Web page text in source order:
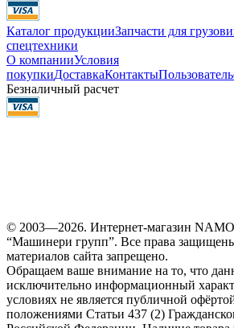
Каталог продукцииЗапчасти для
спецтехники
О компанииУсловия
покупкиДоставкаКонтакты
Безналичный расчет
© 2003—2026. Интернет-магазин
“Машинери групп”. Все права
материалов сайта запрещено.
Обращаем ваше внимание на то, что
исключительно информационный
условиях не является публичной
положениями Статьи 437 (2)